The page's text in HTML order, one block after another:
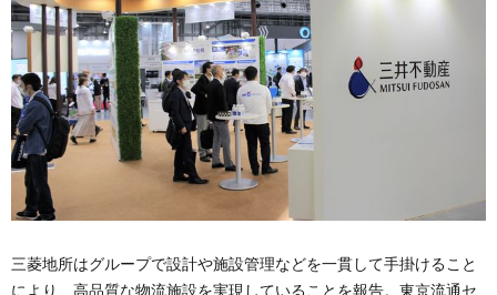
三菱地所はグループで設計や施設管理などを一貫して手掛けること
により、高品質な物流施設を実現していることを報告。東京流通セ